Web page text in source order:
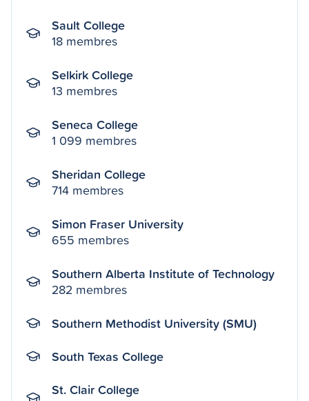
Sault College
18 membres
Selkirk College
13 membres
Seneca College
1 099 membres
Sheridan College
714 membres
Simon Fraser University
655 membres
Southern Alberta Institute of Technology
282 membres
Southern Methodist University (SMU)
South Texas College
St. Clair College